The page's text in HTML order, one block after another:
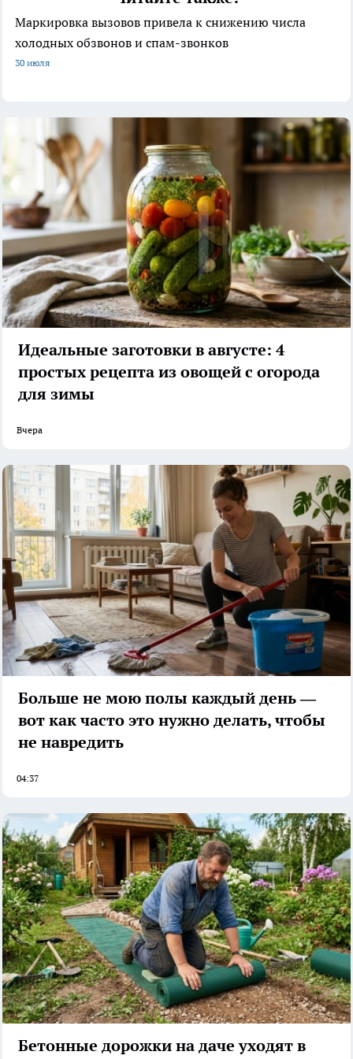
Маркировка вызовов привела к снижению числа
холодных обзвонов и спам-звонков
30 июля
Идеальные заготовки в августе: 4
простых рецепта из овощей с огорода
для зимы
Вчера
Больше не мою полы каждый день —
вот как часто это нужно делать, чтобы
не навредить
04:37
Бетонные дорожки на даче уходят в